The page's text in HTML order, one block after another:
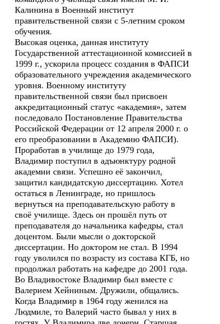
Калинина в Военный институт
правительственной связи с 5-летним сроком
обучения.
Высокая оценка, данная институту
Государственной аттестационной комиссией в
1999 г., ускорила процесс создания в ФАПСИ
образовательного учреждения академического
уровня. Военному институту
правительственной связи был присвоен
аккредитационный статус «академия», затем
последовало Постановление Правительства
Российской Федерации от 12 апреля 2000 г. о
его преобразовании в Академию ФАПСИ).
Проработав в училище до 1979 года,
Владимир поступил в адъюнктуру родной
академии связи. Успешно её закончил,
защитил кандидатскую диссертацию. Хотел
остаться в Ленинграде, но пришлось
вернуться на преподавательскую работу в
своё училище. Здесь он прошёл путь от
преподавателя до начальника кафедры, стал
доцентом. Были мысли о докторской
диссертации. Но доктором не стал. В 1994
году уволился по возрасту из состава КГБ, но
продолжал работать на кафедре до 2001 года.
Во Владивостоке Владимир был вместе с
Валерием Хейниным. Дружили, общались.
Когда Владимир в 1964 году женился на
Людмиле, то Валерий часто бывал у них в